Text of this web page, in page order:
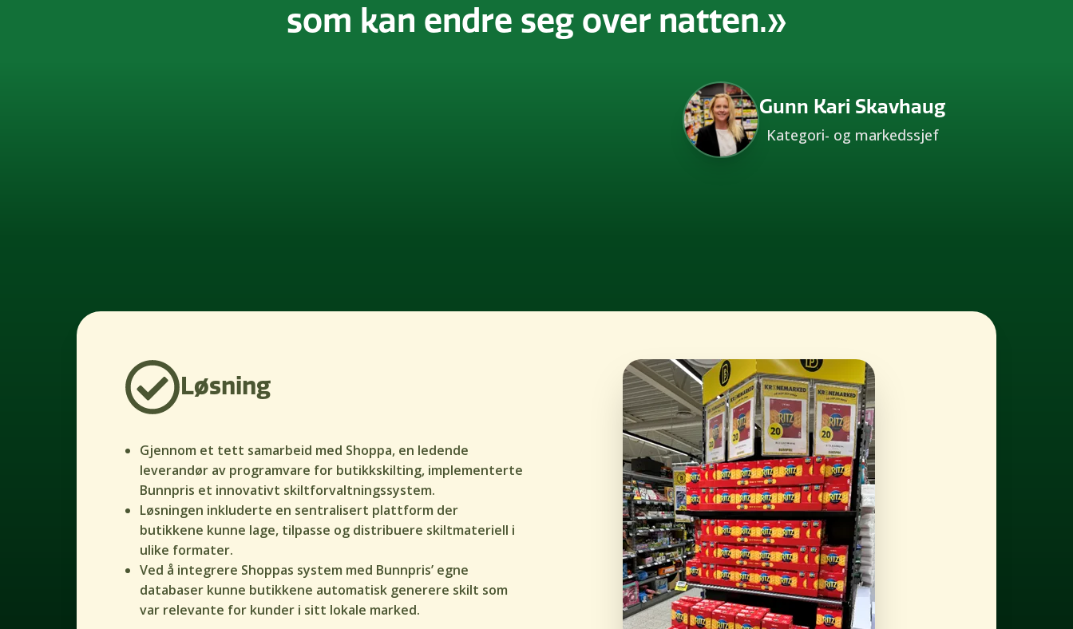
som kan endre seg over natten.»
Gunn Kari Skavhaug
Kategori- og markedssjef
Løsning
Gjennom et tett samarbeid med Shoppa, en ledende
leverandør av programvare for butikkskilting, implementerte
Bunnpris et innovativt skiltforvaltningssystem.
Løsningen inkluderte en sentralisert plattform der
butikkene kunne lage, tilpasse og distribuere skiltmateriell i
ulike formater.
Ved å integrere Shoppas system med Bunnpris’ egne
databaser kunne butikkene automatisk generere skilt som
var relevante for kunder i sitt lokale marked.